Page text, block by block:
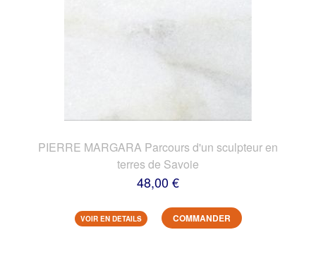
PIERRE MARGARA Parcours d'un sculpteur en
terres de Savoie
48,00 €
VOIR EN DETAILS COMMANDER